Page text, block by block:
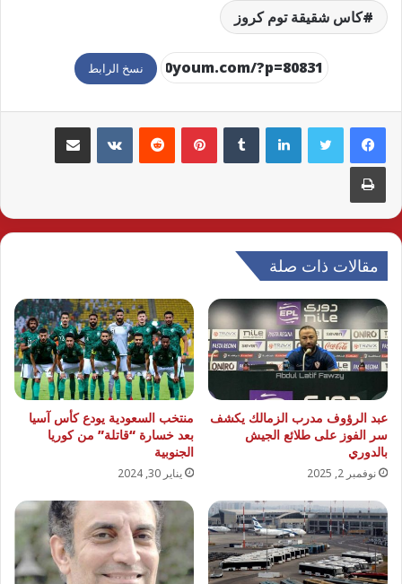
كاس شقيقة توم كروز
نسخ الرابط
لينكدإن بينتيريست مشاركة عبر البريد
طباعة
مقالات ذات صلة
عبد الرؤوف مدرب الزمالك يكشف
سر الفوز على طلائع الجيش
بالدوري
نوفمبر 2, 2025
منتخب السعودية يودع كأس آسيا
بعد خسارة “قاتلة” من كوريا
الجنوبية
يناير 30, 2024